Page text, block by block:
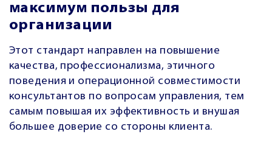
максимум пользы для
организации
Этот стандарт направлен на повышение
качества, профессионализма, этичного
поведения и операционной совместимости
консультантов по вопросам управления, тем
самым повышая их эффективность и внушая
большее доверие со стороны клиента.